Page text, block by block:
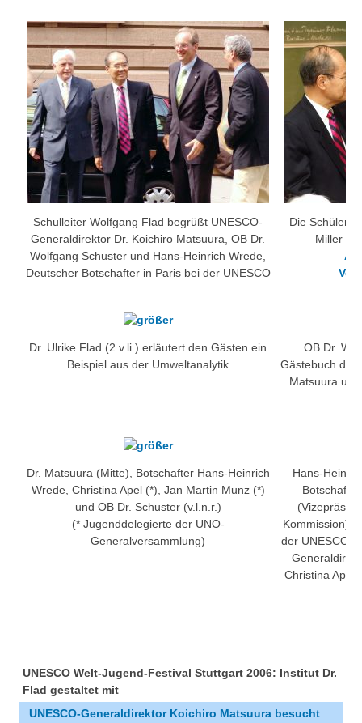
Schulleiter Wolfgang Flad begrüßt UNESCO-
Generaldirektor Dr. Koichiro Matsuura, OB Dr.
Wolfgang Schuster und Hans-Heinrich Wrede,
Deutscher Botschafter in Paris bei der UNESCO
Die
Miller
Dr. Ulrike Flad (2.v.li.) erläutert den Gästen ein
Beispiel aus der Umweltanalytik
OB Dr.
Gästebuch des
Matsuura
Dr. Matsuura (Mitte), Botschafter Hans-Heinrich
Wrede, Christina Apel (*), Jan Martin Munz (*)
und OB Dr. Schuster (v.l.n.r.)
(* Jugenddelegierte der UNO-
Generalversammlung)
Hans-
Kommission),
der UNESCO),
Christina
UNESCO Welt-Jugend-Festival Stuttgart 2006: Institut Dr.
Flad gestaltet mit
UNESCO-Generaldirektor Koichiro Matsuura besucht